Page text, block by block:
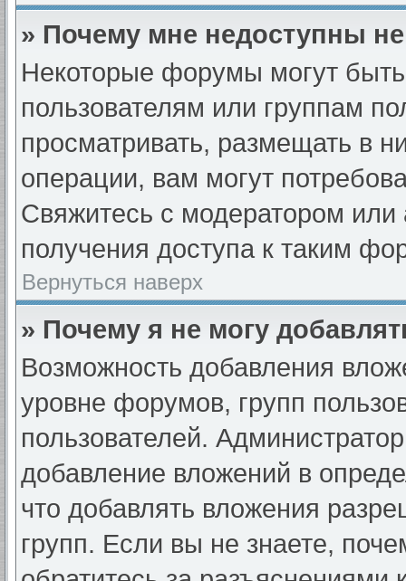
» Почему мне недоступны
Некоторые форумы могут
пользователям или группам
просматривать, размещать в
операции, вам могут
Свяжитесь с модератором
получения доступа к таким
Вернуться наверх
» Почему я не могу
Возможность добавления
уровне форумов, групп
пользователей.
добавление вложений в
что добавлять вложения
групп. Если вы не знаете,